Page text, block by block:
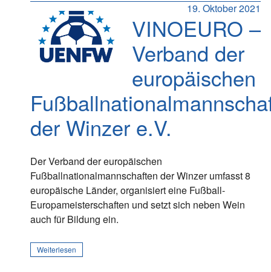
19. Oktober 2021
VINOEURO –
Verband der
europäischen
der Winzer e.V.
Der Verband der europäischen
Fußballnationalmannschaften der Winzer umfasst 8
europäische Länder, organisiert eine Fußball-
Europameisterschaften und setzt sich neben Wein
auch für Bildung ein.
Weiterlesen